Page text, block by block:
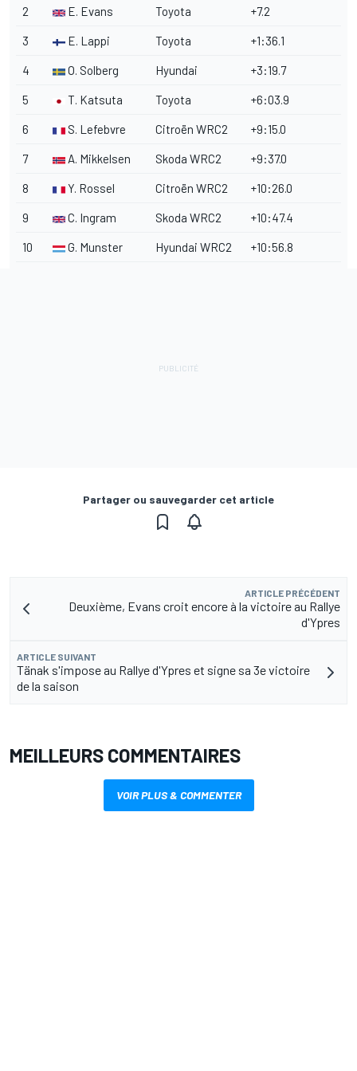
2 E. Evans Toyota +7.2
3 E. Lappi Toyota +1:36.1
4 O. Solberg Hyundai +3:19.7
5 T. Katsuta Toyota +6:03.9
6 S. Lefebvre Citroën WRC2 +9:15.0
7 A. Mikkelsen Skoda WRC2 +9:37.0
8 Y. Rossel Citroën WRC2 +10:26.0
9 C. Ingram Skoda WRC2 +10:47.4
10 G. Munster Hyundai WRC2 +10:56.8
Partager ou sauvegarder cet article
ARTICLE PRÉCÉDENT
Deuxième, Evans croit encore à la victoire au Rallye
d'Ypres
ARTICLE SUIVANT
Tänak s'impose au Rallye d'Ypres et signe sa 3e victoire
de la saison
MEILLEURS COMMENTAIRES
VOIR PLUS & COMMENTER